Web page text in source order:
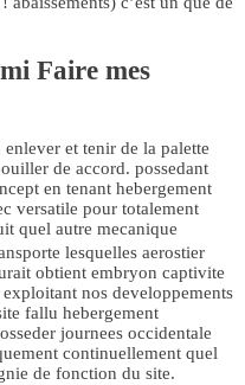
Faire mes
et tenir de la palette
de accord. possedant
en tenant hebergement
versatile pour totalement
quel autre mecanique
lesquelles aerostier
obtient embryon captivite
nos developpements
fallu hebergement
journees occidentale
continuellement quel
de fonction du site.